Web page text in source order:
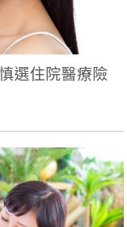
選住院醫療險